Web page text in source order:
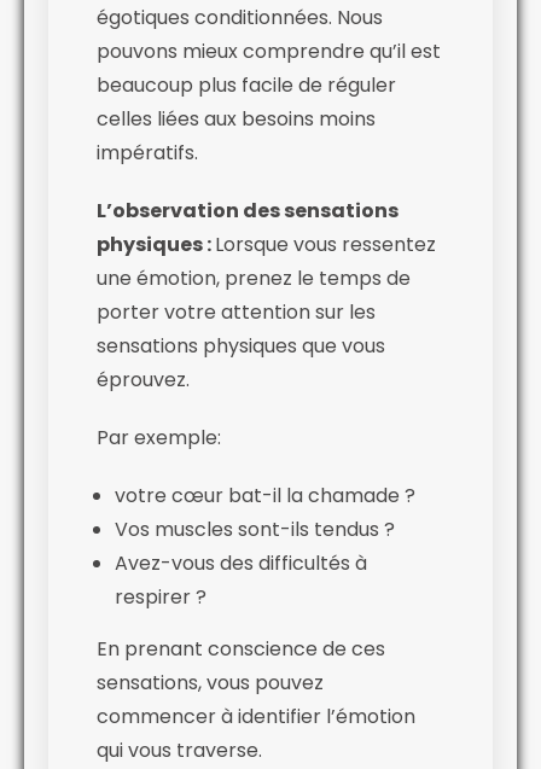
égotiques conditionnées. Nous
pouvons mieux comprendre qu’il est
beaucoup plus facile de réguler
celles liées aux besoins moins
impératifs.
L’observation des sensations
physiques :Lorsque vous ressentez
une émotion, prenez le temps de
porter votre attention sur les
sensations physiques que vous
éprouvez.
Par exemple:
votre cœur bat-il la chamade ?
Vos muscles sont-ils tendus ?
Avez-vous des difficultés à
respirer ?
En prenant conscience de ces
sensations, vous pouvez
commencer à identifier l’émotion
qui vous traverse.